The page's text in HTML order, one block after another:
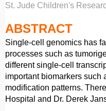
St. Jude Children's
ABSTRACT
Single-cell genomics has
processes such as
different single-cell
important biomarkers such
modification patterns.
Hospital and Dr. Derek